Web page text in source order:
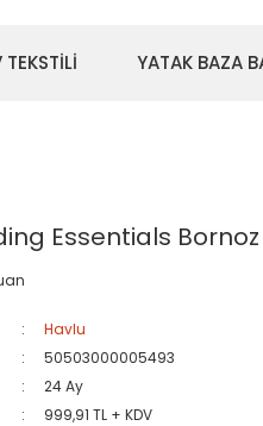
TEKSTİLİ YATAK BAZA
Essentials Bornoz
Havlu
50503000005493
24 Ay
999,91 TL + KDV